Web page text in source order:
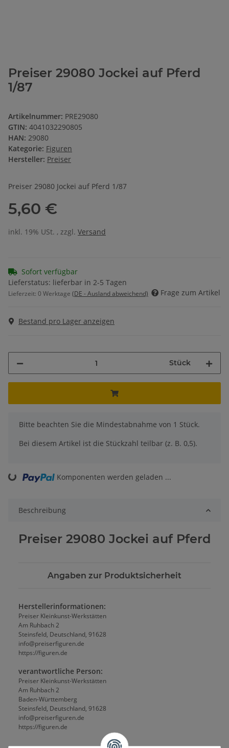
Preiser 29080 Jockei auf Pferd
1/87
Artikelnummer: PRE29080
GTIN: 4041032290805
HAN: 29080
Kategorie: Figuren
Hersteller: Preiser
Preiser 29080 Jockei auf Pferd 1/87
5,60 €
inkl. 19% USt. , zzgl. Versand
Sofort verfügbar
Lieferstatus: lieferbar in 2-5 Tagen
Lieferzeit: 0 Werktage (DE - Ausland abweichend) Frage zum Artikel
Bestand pro Lager anzeigen
Stück
x
Bitte beachten Sie die Mindestabnahme von 1 Stück.
Bei diesem Artikel ist die Stückzahl teilbar (z. B. 0,5).
Loading... Komponenten werden geladen ...
Beschreibung
Preiser 29080 Jockei auf Pferd
Angaben zur Produktsicherheit
Herstellerinformationen:
Preiser Kleinkunst-Werkstätten
Am Ruhbach 2
Steinsfeld, Deutschland, 91628
info@preiserfiguren.de
https://figuren.de
verantwortliche Person:
Preiser Kleinkunst-Werkstätten
Am Ruhbach 2
Baden-Württemberg
Steinsfeld, Deutschland, 91628
info@preiserfiguren.de
https://figuren.de